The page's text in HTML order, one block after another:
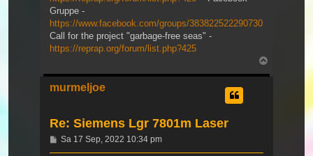
Gruppe -
https://www.facebook.com/groups/383822522290730
Call for the project "garbage-free seas" -
https://reprap.org/forum/list.php?425
murmeljoe
Re: Siemens Lgr 7801m Laser
Beitrag
Sa 17 Sep, 2022 10:34 pm